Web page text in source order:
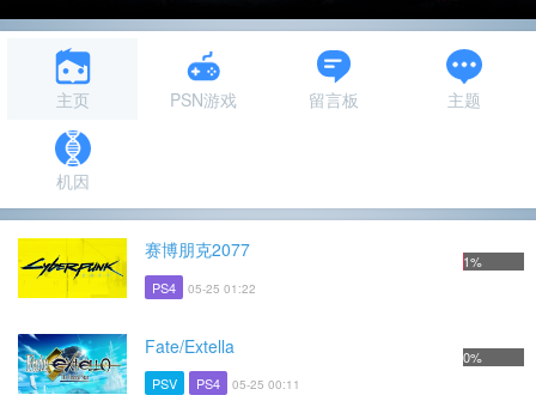
主页 PSN游戏 留言板 主题
机因
赛博朋克2077
PS4 05-25 01:22
1%
Fate/Extella
PSV PS4 05-25 00:11
0%